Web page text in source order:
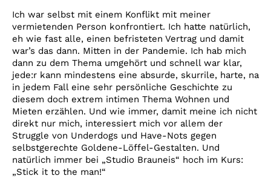
Ich war selbst mit einem Konflikt mit meiner
vermietenden Person konfrontiert. Ich hatte natürlich,
eh wie fast alle, einen befristeten Vertrag und damit
war’s das dann. Mitten in der Pandemie. Ich hab mich
dann zu dem Thema umgehört und schnell war klar,
jede:r kann mindestens eine absurde, skurrile, harte, na
in jedem Fall eine sehr persönliche Geschichte zu
diesem doch extrem intimen Thema Wohnen und
Mieten erzählen. Und wie immer, damit meine ich nicht
direkt nur mich, interessiert mich vor allem der
Struggle von Underdogs und Have-Nots gegen
selbstgerechte Goldene-Löffel-Gestalten. Und
natürlich immer bei „Studio Brauneis“ hoch im Kurs:
„Stick it to the man!“